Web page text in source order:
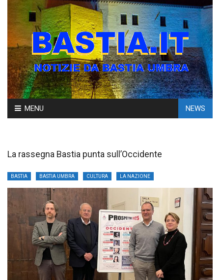
Skip
to
MENU NEWS
La rassegna Bastia punta sull’Occidente
BASTIA BASTIA UMBRA CULTURA LA NAZIONE